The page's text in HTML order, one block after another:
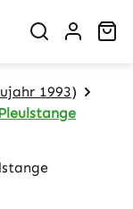
1993)